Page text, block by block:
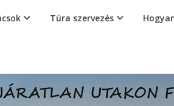
Túra szervezés